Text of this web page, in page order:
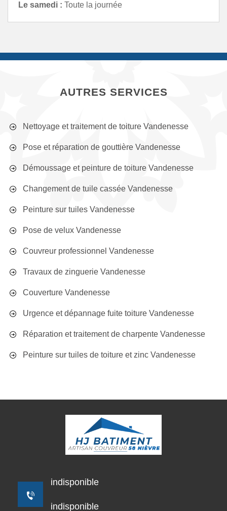
Le samedi : Toute la journée
AUTRES SERVICES
Nettoyage et traitement de toiture Vandenesse
Pose et réparation de gouttière Vandenesse
Démoussage et peinture de toiture Vandenesse
Changement de tuile cassée Vandenesse
Peinture sur tuiles Vandenesse
Pose de velux Vandenesse
Couvreur professionnel Vandenesse
Travaux de zinguerie Vandenesse
Couverture Vandenesse
Urgence et dépannage fuite toiture Vandenesse
Réparation et traitement de charpente Vandenesse
Peinture sur tuiles de toiture et zinc Vandenesse
indisponible
indisponible